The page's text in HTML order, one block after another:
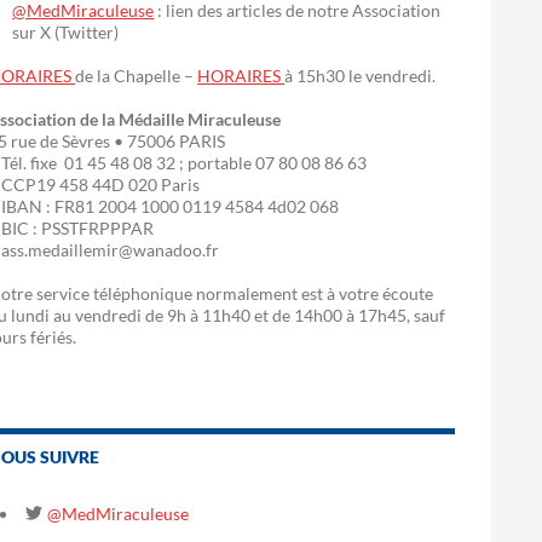
@MedMiraculeuse : lien des articles de notre Association
sur X (Twitter)
de la Chapelle – HORAIRESà 15h30 le vendredi.
de la Médaille Miraculeuse
rue de Sèvres • 75006 PARIS
fixe 01 45 48 08 32 ; portable 07 80 08 86 63
458 44D 020 Paris
: FR81 2004 1000 0119 4584 4d02 068
: PSSTFRPPPAR
service téléphonique normalement est à votre écoute
lundi au vendredi de 9h à 11h40 et de 14h00 à 17h45, sauf
fériés.
SUIVRE
@MedMiraculeuse